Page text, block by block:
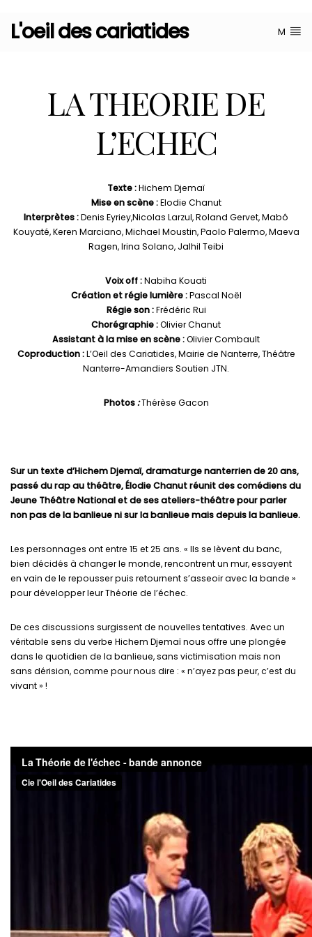
L'oeil des cariatides M
LA THEORIE DE
L’ECHEC
Texte :Hichem Djemaï
Mise en scène :Elodie Chanut
Interprètes :Denis Eyriey,Nicolas Larzul, Roland Gervet, Mabô
Kouyaté, Keren Marciano, Michael Moustin, Paolo Palermo, Maeva
Ragen, Irina Solano, Jalhil Teibi
Voix off :Nabiha Kouati
Création et régie lumière :Pascal Noël
Régie son :Frédéric Rui
Chorégraphie :Olivier Chanut
Assistant à la mise en scène :Olivier Combault
Coproduction :L’Oeil des Cariatides, Mairie de Nanterre, Théâtre
Nanterre-Amandiers Soutien JTN.
Photos:Thérèse Gacon
Sur un texte d’Hichem Djemaï, dramaturge nanterrien de 20 ans,
passé du rap au théâtre, Élodie Chanut réunit des comédiens du
Jeune Théâtre National et de ses ateliers-théâtre pour parler
non pas de la banlieue ni sur la banlieue mais depuis la banlieue.
Les personnages ont entre 15 et 25 ans. « Ils se lèvent du banc,
bien décidés à changer le monde, rencontrent un mur, essayent
en vain de le repousser puis retournent s’asseoir avec la bande »
pour développer leur Théorie de l’échec.
De ces discussions surgissent de nouvelles tentatives. Avec un
véritable sens du verbe Hichem Djemaï nous offre une plongée
dans le quotidien de la banlieue, sans victimisation mais non
sans dérision, comme pour nous dire : « n’ayez pas peur, c’est du
vivant » !